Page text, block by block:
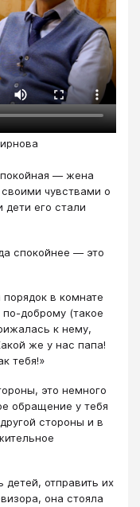
— жена
чувствами о
дети его стали
спокойнее — это
в комнате
доброму (такое
к нему,
же у нас папа!
тебя!»
это немного
обращение у тебя
стороны и в
отправить их
она стояла